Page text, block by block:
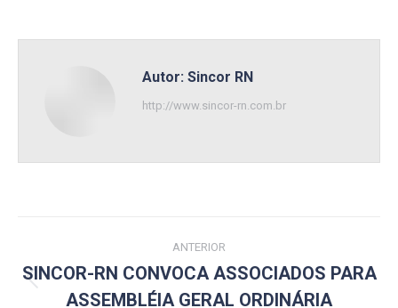
Autor: Sincor RN
http://www.sincor-rn.com.br
de
ANTERIOR
SINCOR-RN CONVOCA ASSOCIADOS PARA
ASSEMBLÉIA GERAL ORDINÁRIA